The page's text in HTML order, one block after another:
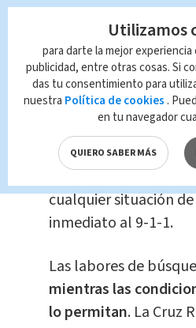
quienes se han
sitio acompañados
apoyo emocional.
La Cruz Roja
llamado a la
cruzar ríos crecidos,
durante la época
cualquier situación
inmediato al 9-1-1.
Las labores de
mientras las
lo permitan. La Cruz
Utilizamos
para darte la mejor
publicidad, entre otras cosas. Si
das tu consentimiento para
nuestra Política de cookies .
en tu navegador
QUIERO SABER MÁS